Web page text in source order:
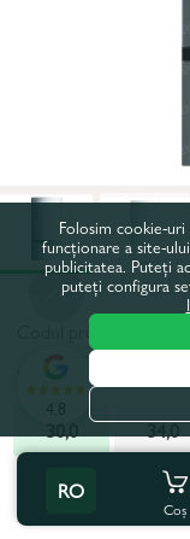
Putere, kW:
30,0
34,0
Toate caracteristicile
RO
Coș
4.8
Folosim cookie-
funcționare a site-
publicitatea. Puteți
puteți configura